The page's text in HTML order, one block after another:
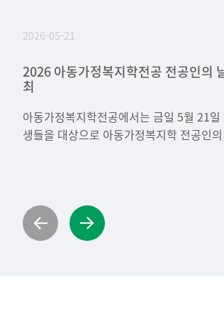
2026 아동가정복지학전공 전공인의
최
2026-05-21
아동가정복지학전공에서는 금일 5월 21
생들을 대상으로 아동가정복지학 전공인
로 논문을 작성하여 발표하였습니다.
[축하] 아동가정복지학전공 2025년
수상 수상
2025 아동가정복지학전공 전공인의
최
2024 아동가정복지학전공 신설 장학
외연수 장학금) 연수 컨설팅 개최
2024 아동가정복지학전공 전공인의
최
2024년 세종도서 선정 [좋은 부모되
부모교육] 공저 정민자, 유경원, 도유록
2023년 청년소비자리더아카데미 현